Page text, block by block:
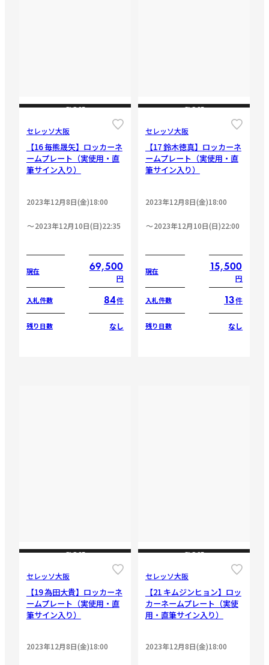
CLOSE
セレッソ大阪
【16 毎熊晟矢】ロッカーネ
ームプレート（実使用・直
筆サイン入り）
2023年12月8日(金)18:00
2023年12月10日(日)22:35
現在 69,500
円
入札件数 84件
残り日数 なし
CLOSE
セレッソ大阪
【17 鈴木徳真】ロッカーネ
ームプレート（実使用・直
筆サイン入り）
2023年12月8日(金)18:00
2023年12月10日(日)22:00
現在 15,500
円
入札件数 13件
残り日数 なし
CLOSE
セレッソ大阪
【19 為田大貴】ロッカーネ
ームプレート（実使用・直
筆サイン入り）
2023年12月8日(金)18:00
CLOSE
セレッソ大阪
【21 キムジンヒョン】ロッ
カーネームプレート（実使
用・直筆サイン入り）
2023年12月8日(金)18:00